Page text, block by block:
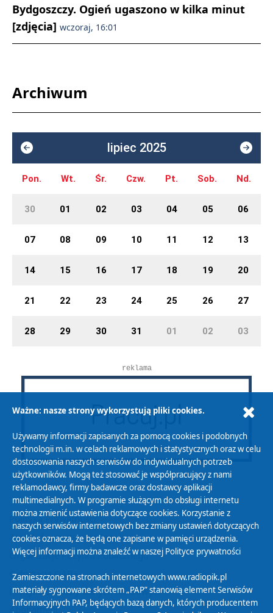
Bydgoszczy. Ogień ugaszono w kilka minut
[zdjęcia] wczoraj, 16:01
Archiwum
lipiec 2025
Pon. Wt. Śr. Czw. Pt. Sob. Nd.
30 01 02 03 04 05 06
07 08 09 10 11 12 13
14 15 16 17 18 19 20
21 22 23 24 25 26 27
28 29 30 31 01 02 03
reklama
Polityka Prywatności
Zasady korzystania z Serwisu
Organizacje Pożytku Publicznego
Cyfryzacja DAB+
Polityka ochrony danych osobowych
Abonament
Ważne: nasze strony wykorzystują pliki cookies.
Używamy informacji zapisanych za pomocą cookies i podobnych
technologii m.in. w celach reklamowych i statystycznych oraz w celu
dostosowania naszych serwisów do indywidualnych potrzeb
użytkowników. Mogą też stosować je współpracujący z nami
reklamodawcy, firmy badawcze oraz dostawcy aplikacji
multimedialnych. W programie służącym do obsługi internetu
można zmienić ustawienia dotyczące cookies. Korzystanie z
naszych serwisów internetowych bez zmiany ustawień dotyczących
cookies oznacza, że będą one zapisane w pamięci urządzenia.
Więcej informacji można znaleźć w naszej Polityce prywatności
Zamieszczone na stronach internetowych www.radiopik.pl
materiały sygnowane skrótem „PAP” stanowią element Serwisów
Informacyjnych PAP, będących bazą danych, których producentem